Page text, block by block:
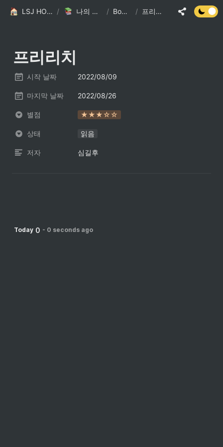
LSJ HOME / 나의 책장 / Books / 프리리치
프리리치
시작 날짜 2022/08/09
마지막 날짜 2022/08/26
별점 ★★★☆☆
상태 읽음
저자 심길후
Today 0 - 0 seconds ago